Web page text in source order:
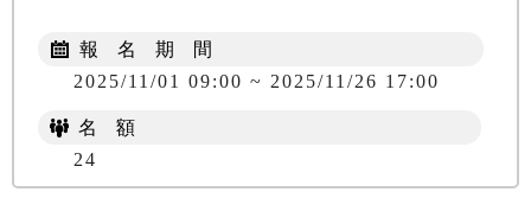
報 名 期 間
2025/11/01 09:00 ~ 2025/11/26 17:00
名 額
24